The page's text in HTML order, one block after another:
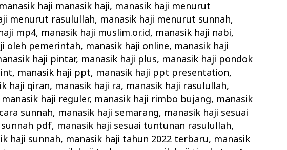
manasik haji manasik haji, manasik haji menurut
menurut rasulullah, manasik haji menurut sunnah,
mp4, manasik haji muslim.or.id, manasik haji nabi,
oleh pemerintah, manasik haji online, manasik haji
haji pintar, manasik haji plus, manasik haji pondok
, manasik haji ppt, manasik haji ppt presentation,
haji qiran, manasik haji ra, manasik haji rasulullah,
manasik haji reguler, manasik haji rimbo bujang, manasik
sunnah, manasik haji semarang, manasik haji sesuai
sunnah pdf, manasik haji sesuai tuntunan rasulullah,
haji sunnah, manasik haji tahun 2022 terbaru, manasik